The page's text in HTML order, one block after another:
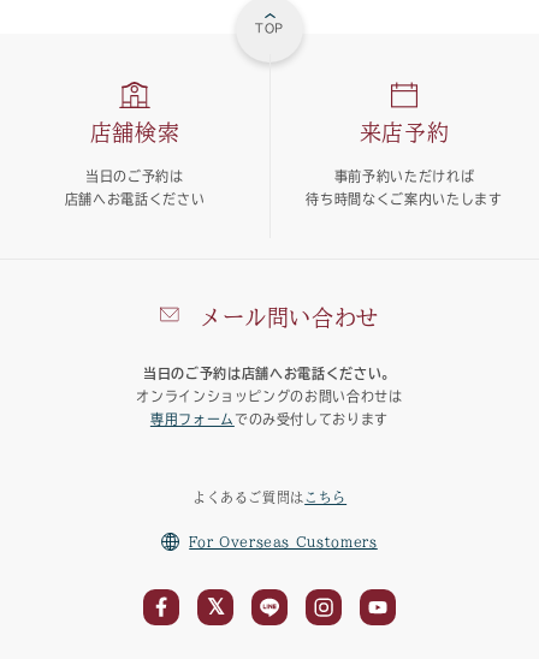
TOP
メール問い合わせ
当日のご予約は店舗へお電話ください。
オンラインショッピングのお問い合わせは
専用フォーム でのみ受付しております
店舗検索
当日のご予約は
店舗へお電話ください
来店予約
事前予約いただければ
待ち時間なくご案内いたします
よくあるご質問は こちら
For Overseas Customers